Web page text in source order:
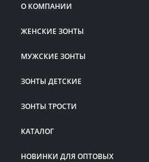
О КОМПАНИИ
ЖЕНСКИЕ ЗОНТЫ
МУЖСКИЕ ЗОНТЫ
ЗОНТЫ ДЕТСКИЕ
ЗОНТЫ ТРОСТИ
КАТАЛОГ
НОВИНКИ ДЛЯ ОПТОВЫХ